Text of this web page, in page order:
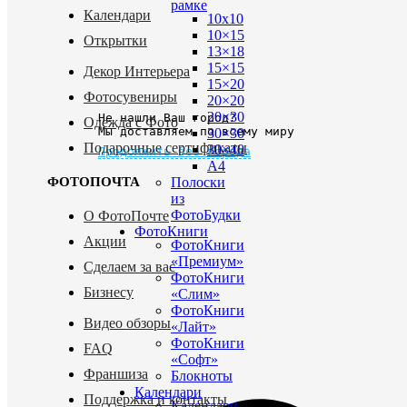
Не нашли Ваш город?
Мы доставляем по всему миру
Продолжить без города
рамке
10х10
10×15
13×18
15×15
15×20
20×20
20×30
30×30
30×40
A4
Полоски
из
ФотоБудки
ФотоКниги
ФотоКниги
«Премиум»
ФотоКниги
«Слим»
ФотоКниги
«Лайт»
ФотоКниги
«Софт»
Блокноты
Календари
Календари
Открытки
Декор Интерьера
Фотосувениры
Одежда с Фото
Подарочные сертификаты
ФОТОПОЧТА
О ФотоПочте
Акции
Сделаем за вас
Бизнесу
Видео обзоры
FAQ
Франшиза
Поддержка и контакты